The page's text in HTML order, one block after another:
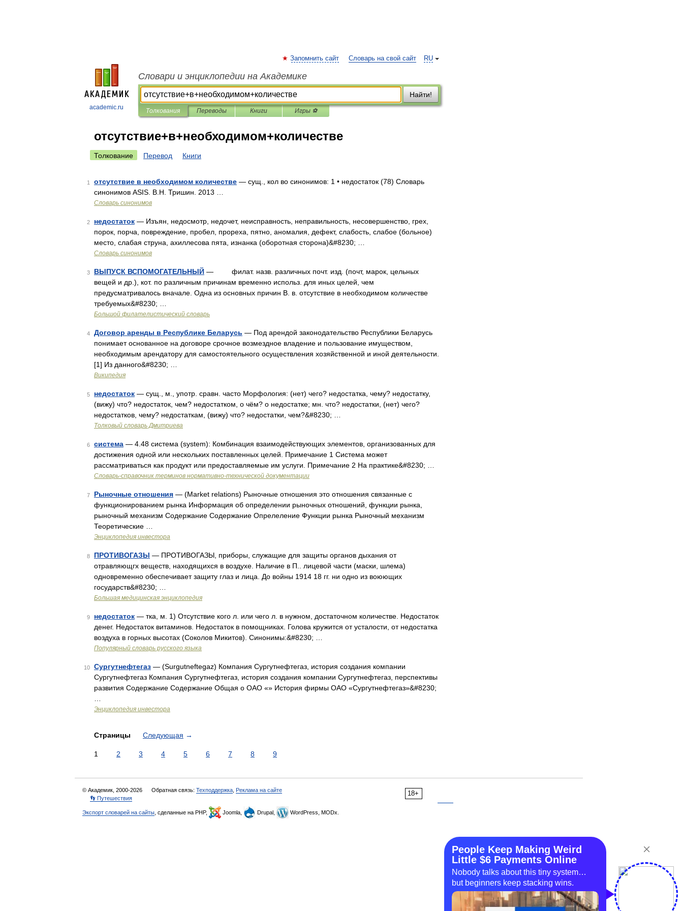
academic.ru
RU
Запомнить сайт Словарь на свой сайт
Словари и энциклопедии на Академике
Найти!
Толкования Переводы Книги Игры ⚽
отсутствие+в+необходимом+количестве
Толкование Перевод Книги
1 отсутствие в необходимом количестве — сущ., кол во синонимов: 1 • недостаток (78) Словарь
синонимов ASIS. В.Н. Тришин. 2013 …
Словарь синонимов
2 недостаток — Изъян, недосмотр, недочет, неисправность, неправильность, несовершенство, грех,
порок, порча, повреждение, пробел, прореха, пятно, аномалия, дефект, слабость, слабое (больное)
место, слабая струна, ахиллесова пята, изнанка (оборотная сторона)&#8230; …
Словарь синонимов
3 ВЫПУСК ВСПОМОГАТЕЛЬНЫЙ — филат. назв. различных почт. изд. (почт, марок, цельных
вещей и др.), кот. по различным причинам временно использ. для иных целей, чем
предусматривалось вначале. Одна из основных причин В. в. отсутствие в необходимом количестве
требуемых&#8230; …
Большой филателистический словарь
4 Договор аренды в Республике Беларусь — Под арендой законодательство Республики Беларусь
понимает основанное на договоре срочное возмездное владение и пользование имуществом,
необходимым арендатору для самостоятельного осуществления хозяйственной и иной деятельности.
[1] Из данного&#8230; …
Википедия
5 недостаток — сущ., м., употр. сравн. часто Морфология: (нет) чего? недостатка, чему? недостатку,
(вижу) что? недостаток, чем? недостатком, о чём? о недостатке; мн. что? недостатки, (нет) чего?
недостатков, чему? недостаткам, (вижу) что? недостатки, чем?&#8230; …
Толковый словарь Дмитриева
6 система — 4.48 система (system): Комбинация взаимодействующих элементов, организованных для
достижения одной или нескольких поставленных целей. Примечание 1 Система может
рассматриваться как продукт или предоставляемые им услуги. Примечание 2 На практике&#8230; …
Словарь-справочник терминов нормативно-технической документации
7 Рыночные отношения — (Market relations) Рыночные отношения это отношения связанные с
функционированием рынка Информация об определении рыночных отношений, функции рынка,
рыночный механизм Содержание Содержание Опрелеление Функции рынка Рыночный механизм
Теоретические …
Энциклопедия инвестора
8 ПРОТИВОГАЗЫ — ПРОТИВОГАЗЫ, приборы, служащие для защиты органов дыхания от
отравляющгх веществ, находящихся в воздухе. Наличие в П.. лицевой части (маски, шлема)
одновременно обеспечивает защиту глаз и лица. До войны 1914 18 гг. ни одно из воюющих
государств&#8230; …
Большая медицинская энциклопедия
9 недостаток — тка, м. 1) Отсутствие кого л. или чего л. в нужном, достаточном количестве. Недостаток
денег. Недостаток витаминов. Недостаток в помощниках. Голова кружится от усталости, от недостатка
воздуха в горных высотах (Соколов Микитов). Синонимы:&#8230; …
Популярный словарь русского языка
10 Сургутнефтегаз — (Surgutneftegaz) Компания Сургутнефтегаз, история создания компании
Сургутнефтегаз Компания Сургутнефтегаз, история создания компании Сургутнефтегаз, перспективы
развития Содержание Содержание Общая о ОАО «» История фирмы ОАО «Сургутнефтегаз»&#8230;
Энциклопедия инвестора
Страницы Следующая →
1 2 3 4 5 6 7 8 9
18+
© Академик, 2000-2026 Обратная связь: Техподдержка Реклама на сайте
👣 Путешествия
Экспорт словарей на сайты , сделанные на PHP, Joomla, Drupal, WordPress, MODx.